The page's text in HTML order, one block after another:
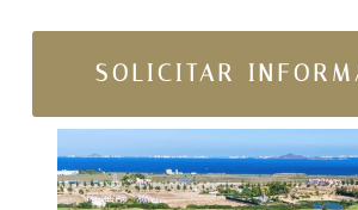
SOLICITAR